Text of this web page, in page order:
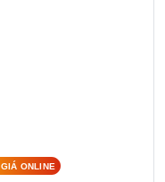
GIÁ ONLINE